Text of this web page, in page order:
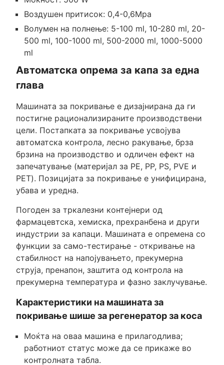
Воздушен притисок: 0,4-0,6Mpa
Волумен на полнење: 5-100 ml, 10-280 ml, 20-
500 ml, 100-1000 ml, 500-2000 ml, 1000-5000
ml
Автоматска опрема за капа за една
глава
Машината за покривање е дизајнирана да ги
постигне рационализираните производствени
цели. Постапката за покривање усвојува
автоматска контрола, лесно ракување, брза
брзина на производство и одличен ефект на
запечатување (материјал за PE, PP, PS, PVE и
PET). Позицијата за покривање е унифицирана,
убава и уредна.
Погоден за тркалезни контејнери од
фармацевтска, хемиска, прехранбена и други
индустрии за капаци. Машината е опремена со
функции за само-тестирање - откривање на
стабилност на напојувањето, прекумерна
струја, пренапон, заштита од контрола на
прекумерна температура и фазно заклучување.
Карактеристики на машината за
покривање шише за регенератор за коса
Моќта на оваа машина е прилагодлива;
работниот статус може да се прикаже во
контролната табла.